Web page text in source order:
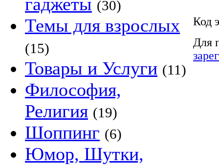
(30)
Темы для взрослых
(15)
Товары и Услуги (11)
Философия,
Религия (19)
Шоппинг (6)
Юмор, Шутки,
Код
Для